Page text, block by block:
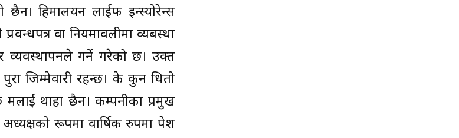
हिमालयन लाईफ इन्स्योरेन्स
वा नियमावलीमा व्यबस्था
व्यवस्थापनले गर्ने गरेको छ। उक्त
जिम्मेवारी रहन्छ। के कुन धितो
मलाई थाहा छैन। कम्पनीका प्रमुख
रूपमा वार्षिक रुपमा पेश